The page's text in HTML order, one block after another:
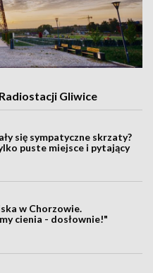
Gliwice
się sympatyczne skrzaty?
puste miejsce i pytający
w Chorzowie.
cienia - dosłownie!"